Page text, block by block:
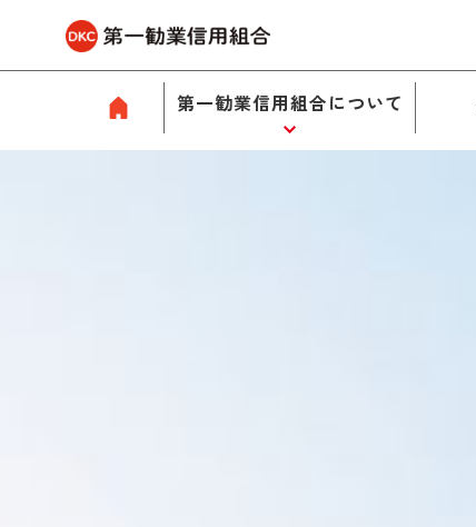
第一勧業信用組合について